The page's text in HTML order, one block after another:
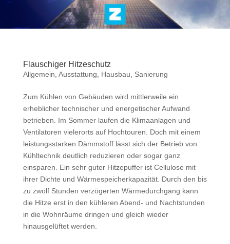
Flauschiger Hitzeschutz
Allgemein, Ausstattung, Hausbau, Sanierung
Zum Kühlen von Gebäuden wird mittlerweile ein
erheblicher technischer und energetischer Aufwand
betrieben. Im Sommer laufen die Klimaanlagen und
Ventilatoren vielerorts auf Hochtouren. Doch mit einem
leistungsstarken Dämmstoff lässt sich der Betrieb von
Kühltechnik deutlich reduzieren oder sogar ganz
einsparen. Ein sehr guter Hitzepuffer ist Cellulose mit
ihrer Dichte und Wärmespeicherkapazität. Durch den bis
zu zwölf Stunden verzögerten Wärmedurchgang kann
die Hitze erst in den kühleren Abend- und Nachtstunden
in die Wohnräume dringen und gleich wieder
hinausgelüftet werden.